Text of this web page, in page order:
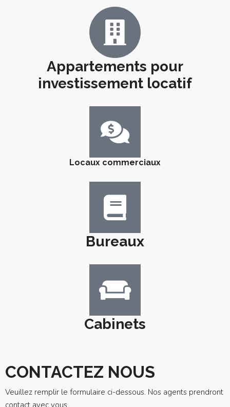
Appartements pour
investissement locatif
Locaux commerciaux
Bureaux
Cabinets
CONTACTEZ NOUS
Veuillez remplir le formulaire ci-dessous. Nos agents prendront
contact avec vous.